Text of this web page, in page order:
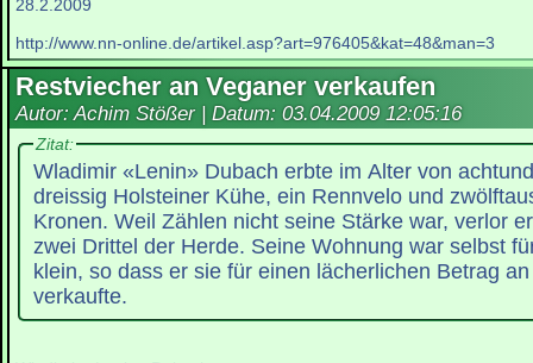
28.2.2009
http://www.nn-online.de/artikel.asp?art=976405&kat=48&man=3
Restviecher an Veganer verkaufen
Autor: Achim Stößer | Datum: 03.04.2009 12:05:16
Zitat:
Wladimir «Lenin» Dubach erbte im Alter von
dreissig Holsteiner Kühe, ein Rennvelo und
Kronen. Weil Zählen nicht seine Stärke war, verlor
zwei Drittel der Herde. Seine Wohnung war selbst
klein, so dass er sie für einen lächerlichen Betrag
verkaufte.